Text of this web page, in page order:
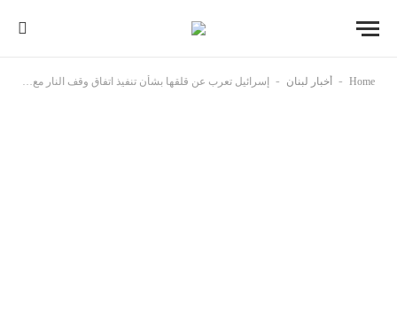
Home
- أخبار لبنان - إسرائيل تعرب عن قلقها بشأن تنفيذ اتفاق وقف النار مع حزب الله قبل انقضاء مهلة الانسحاب